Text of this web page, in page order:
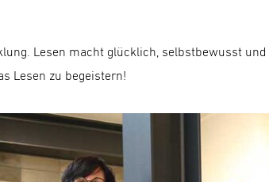
Lesen macht glücklich, selbstbewusst
Lesen zu begeistern!